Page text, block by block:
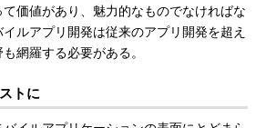
価値があり、魅力的なものでなければな
ルアプリ開発は従来のアプリ開発を超え
網羅する必要がある。
トに